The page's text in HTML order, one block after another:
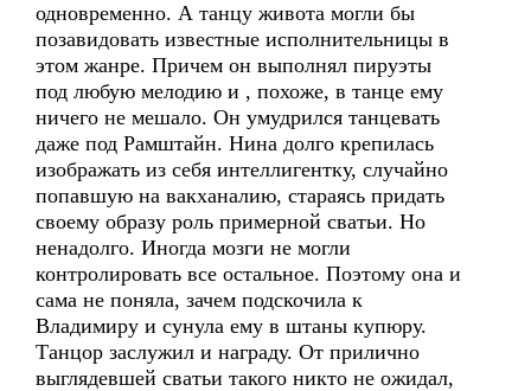
одновременно. А танцу живота могли бы
позавидовать известные исполнительницы в
этом жанре. Причем он выполнял пируэты
под любую мелодию и , похоже, в танце ему
ничего не мешало. Он умудрился танцевать
даже под Рамштайн. Нина долго крепилась
изображать из себя интеллигентку, случайно
попавшую на вакханалию, стараясь придать
своему образу роль примерной сватьи. Но
ненадолго. Иногда мозги не могли
контролировать все остальное. Поэтому она и
сама не поняла, зачем подскочила к
Владимиру и сунула ему в штаны купюру.
Танцор заслужил и награду. От прилично
выглядевшей сватьи такого никто не ожидал,